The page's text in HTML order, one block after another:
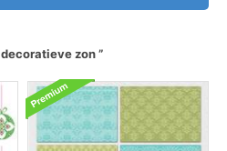
decoratieve zon